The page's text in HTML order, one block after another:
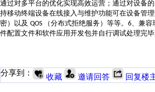
通过对多平台的优化实现高效运营；通过对设备
持移动终端设备在线接入与维护功能可在设备管
密）以及 QOS （分布式拒绝服务）等等。 6、兼容
件配置文件和软件应用开发包并自行调试处理完
分享到： 收藏 邀请回答 回复楼